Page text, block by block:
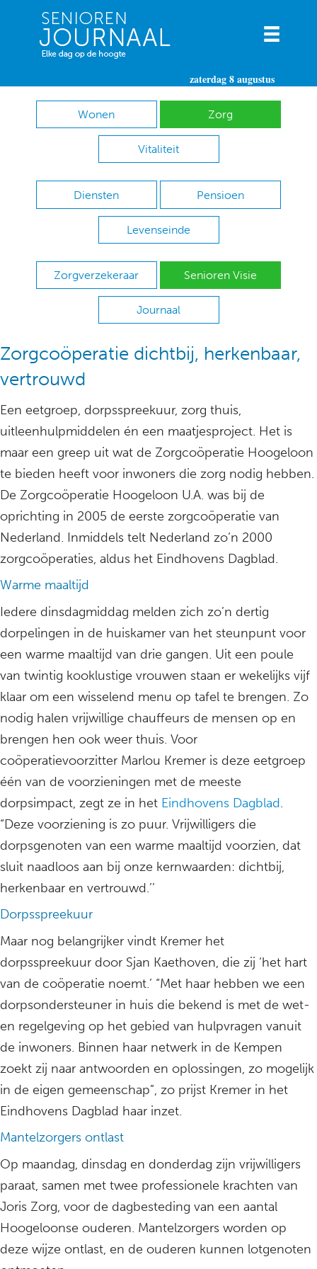
zaterdag 8 augustus
Wonen Zorg
Vitaliteit
Diensten Pensioen
Levenseinde
Zorgverzekeraar Senioren Visie
Journaal
Zorgcoöperatie dichtbij, herkenbaar,
vertrouwd
Een eetgroep, dorpsspreekuur, zorg thuis,
uitleenhulpmiddelen én een maatjesproject. Het is
maar een greep uit wat de Zorgcoöperatie Hoogeloon
te bieden heeft voor inwoners die zorg nodig hebben.
De Zorgcoöperatie Hoogeloon U.A. was bij de
oprichting in 2005 de eerste zorgcoöperatie van
Nederland. Inmiddels telt Nederland zo’n 2000
zorgcoöperaties, aldus het Eindhovens Dagblad.
Warme maaltijd
Iedere dinsdagmiddag melden zich zo’n dertig
dorpelingen in de huiskamer van het steunpunt voor
een warme maaltijd van drie gangen. Uit een poule
van twintig kooklustige vrouwen staan er wekelijks vijf
klaar om een wisselend menu op tafel te brengen. Zo
nodig halen vrijwillige chauffeurs de mensen op en
brengen hen ook weer thuis. Voor
coöperatievoorzitter Marlou Kremer is deze eetgroep
één van de voorzieningen met de meeste
dorpsimpact, zegt ze in het Eindhovens Dagblad.
“Deze voorziening is zo puur. Vrijwilligers die
dorpsgenoten van een warme maaltijd voorzien, dat
sluit naadloos aan bij onze kernwaarden: dichtbij,
herkenbaar en vertrouwd.’’
Dorpsspreekuur
Maar nog belangrijker vindt Kremer het
dorpsspreekuur door Sjan Kaethoven, die zij ‘het hart
van de coöperatie noemt.’ “Met haar hebben we een
dorpsondersteuner in huis die bekend is met de wet-
en regelgeving op het gebied van hulpvragen vanuit
de inwoners. Binnen haar netwerk in de Kempen
zoekt zij naar antwoorden en oplossingen, zo mogelijk
in de eigen gemeenschap”, zo prijst Kremer in het
Eindhovens Dagblad haar inzet.
Mantelzorgers ontlast
Op maandag, dinsdag en donderdag zijn vrijwilligers
paraat, samen met twee professionele krachten van
Joris Zorg, voor de dagbesteding van een aantal
Hoogeloonse ouderen. Mantelzorgers worden op
deze wijze ontlast, en de ouderen kunnen lotgenoten